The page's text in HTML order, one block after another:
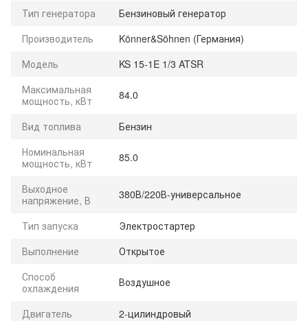
Тип генератора
Бензиновый генератор
Производитель
Könner&Söhnen (Германия)
Модель
KS 15-1E 1/3 ATSR
Максимальная
мощность, кВт
84.0
Вид топлива
Бензин
Номинальная
мощность, кВт
85.0
Выходное
напряжение, В
380В/220В-универсальное
Тип запуска
Электростартер
Выполнение
Открытое
Способ
охлаждения
Воздушное
Двигатель
2-цилиндровый